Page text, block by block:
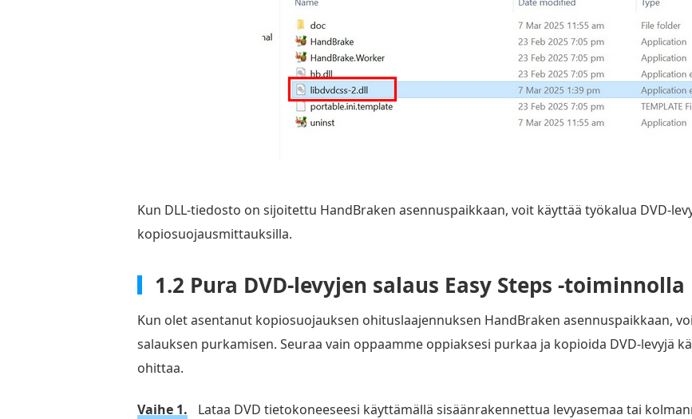
Kun DLL-tiedosto on sijoitettu HandBraken asennuspaikkaan, voit käyttää työkalua DVD-
kopiosuojausmittauksilla.
1.2 Pura DVD-levyjen salaus Easy Steps -toiminnolla
Kun olet asentanut kopiosuojauksen ohituslaajennuksen HandBraken asennuspaikkaan,
salauksen purkamisen. Seuraa vain oppaamme oppiaksesi purkaa ja kopioida DVD-levyjä
ohittaa.
Vaihe 1.
Lataa DVD tietokoneeseesi käyttämällä sisäänrakennettua levyasemaa tai